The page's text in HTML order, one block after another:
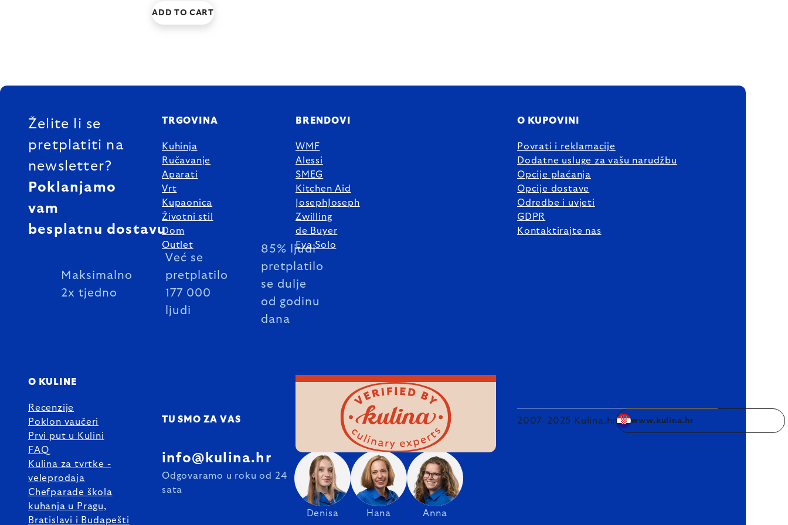
ADD TO CART
FOOTER
Želite li se
pretplatiti na
newsletter?
Poklanjamo
vam
besplatnu dostavu
Maksimalno
2x tjedno
Već se
pretplatilo
177 000
ljudi
85% ljudi
pretplatilo
se dulje
od godinu
dana
TRGOVINA
Kuhinja
Ručavanje
Aparati
Vrt
Kupaonica
Životni stil
Dom
Outlet
BRENDOVI
WMF
Alessi
SMEG
Kitchen Aid
JosephJoseph
Zwilling
de Buyer
Eva Solo
O KUPOVINI
Povrati i reklamacije
Dodatne usluge za vašu narudžbu
Opcije plaćanja
Opcije dostave
Odredbe i uvjeti
GDPR
Kontaktirajte nas
O KULINE
Recenzije
Poklon vaučeri
Prvi put u Kulini
FAQ
Kulina za tvrtke -
veleprodaja
Chefparade škola
kuhanja u Pragu,
Bratislavi i Budapešti
TU SMO ZA VAS
Denisa Hana Anna
info@kulina.hr
Odgovaramo u roku od 24
sata
2007–2025 Kulina.hr www.kulina.hr